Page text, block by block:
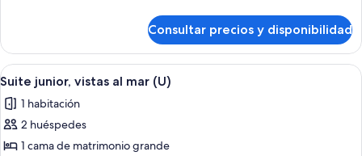
(L)
junior,
habitaciones
comunicadas
Consultar precios y disponibilidad
Abrir
todas
las
fotos
de
Habitación de hotel con una cama
4
Suite junior, vistas al mar (U)
1 habitación
2 huéspedes
1 cama de matrimonio grande